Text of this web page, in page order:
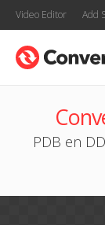
Video Editor Add
PDB en